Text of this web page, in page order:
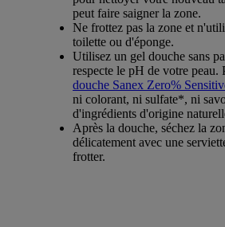
peut faire saigner la zone.
Ne frottez pas la zone et
toilette ou d'éponge.
Utilisez un gel douche sans
respecte le pH de votre peau.
douche Sanex Zero%
ni colorant, ni sulfate*, ni
d'ingrédients d'origine
Après la douche, séchez la
délicatement avec une
frotter.